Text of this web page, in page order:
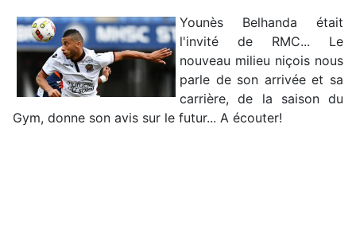
Younès Belhanda était
l'invité de RMC... Le
nouveau milieu niçois nous
parle de son arrivée et sa
carrière, de la saison du
Gym, donne son avis sur le futur... A écouter!